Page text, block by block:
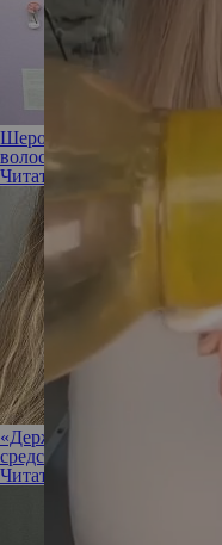
Шерон Стоун рассказала,
волос
Читать полностью
«Держала в руках клочки»:
средства, с помощью
Читать полностью